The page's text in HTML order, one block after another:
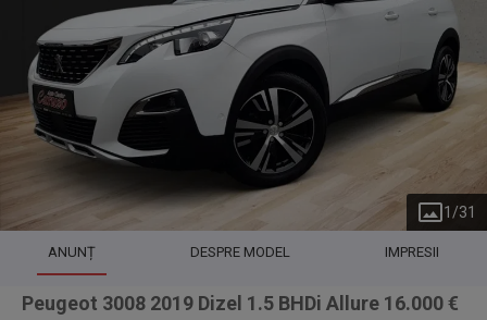
1 /31
ANUNȚ DESPRE MODEL IMPRESII
Peugeot 3008 2019 Dizel 1.5 BHDi Allure 16.000 €